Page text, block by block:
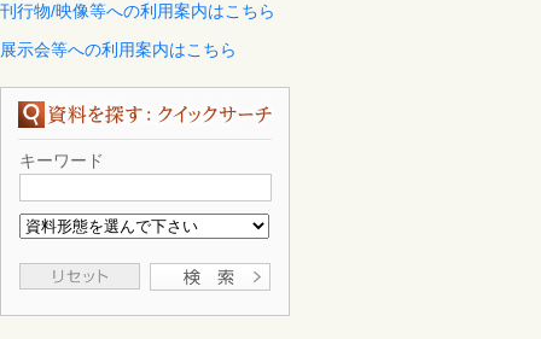
刊行物/映像等への利用案内はこちら
展示会等への利用案内はこちら
キーワード